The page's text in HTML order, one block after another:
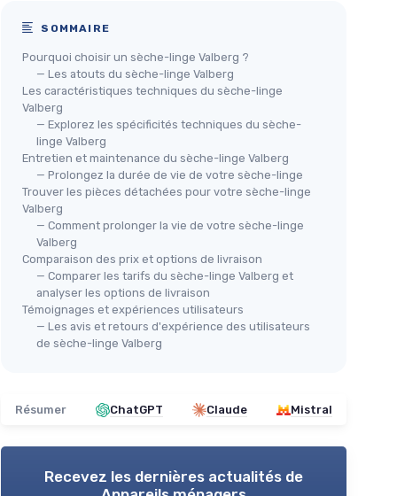
8kg
GOPLUS
Sèche-Linge 800W
＋ Économie d'énergie
de pompe à chaleur
＋ 5 programmesde séchage adaptés
＋
Protection contre surchauffe
entretien
dortoir
Voir l'offre
SOMMAIRE
Pourquoi choisir un sèche-linge Valberg ?
— Les atouts du sèche-linge Valberg
Les caractéristiques techniques du sèche-linge
Valberg
— Explorez les spécificités techniques du sèche-
linge Valberg
Entretien et maintenance du sèche-linge Valberg
— Prolongez la durée de vie de votre sèche-linge
Trouver les pièces détachées pour votre sèche-linge
Valberg
— Comment prolonger la vie de votre sèche-linge
Valberg
Comparaison des prix et options de livraison
— Comparer les tarifs du sèche-linge Valberg et
analyser les options de livraison
Témoignages et expériences utilisateurs
— Les avis et retours d'expérience des utilisateurs
de sèche-linge Valberg
Résumer ChatGPT Claude Mistral
Recevez les dernières actualités de